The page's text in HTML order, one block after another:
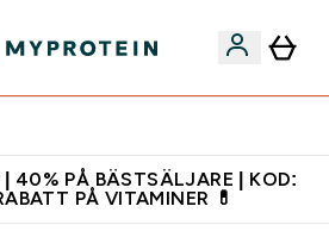
40% PÅ BÄSTSÄLJARE | KOD:
PÅ VITAMINER 💊